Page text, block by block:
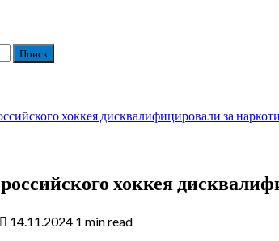
хоккея дисквалифицировали за
российского хоккея
14.11.2024 1 min read